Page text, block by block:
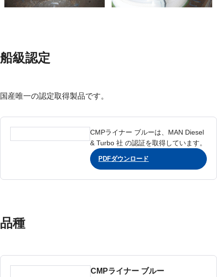
船級認定
国産唯一の認定取得製品です。
CMPライナー ブルーは、MAN Diesel
& Turbo 社 の認証を取得しています。
PDFダウンロード
品種
CMPライナー ブルー